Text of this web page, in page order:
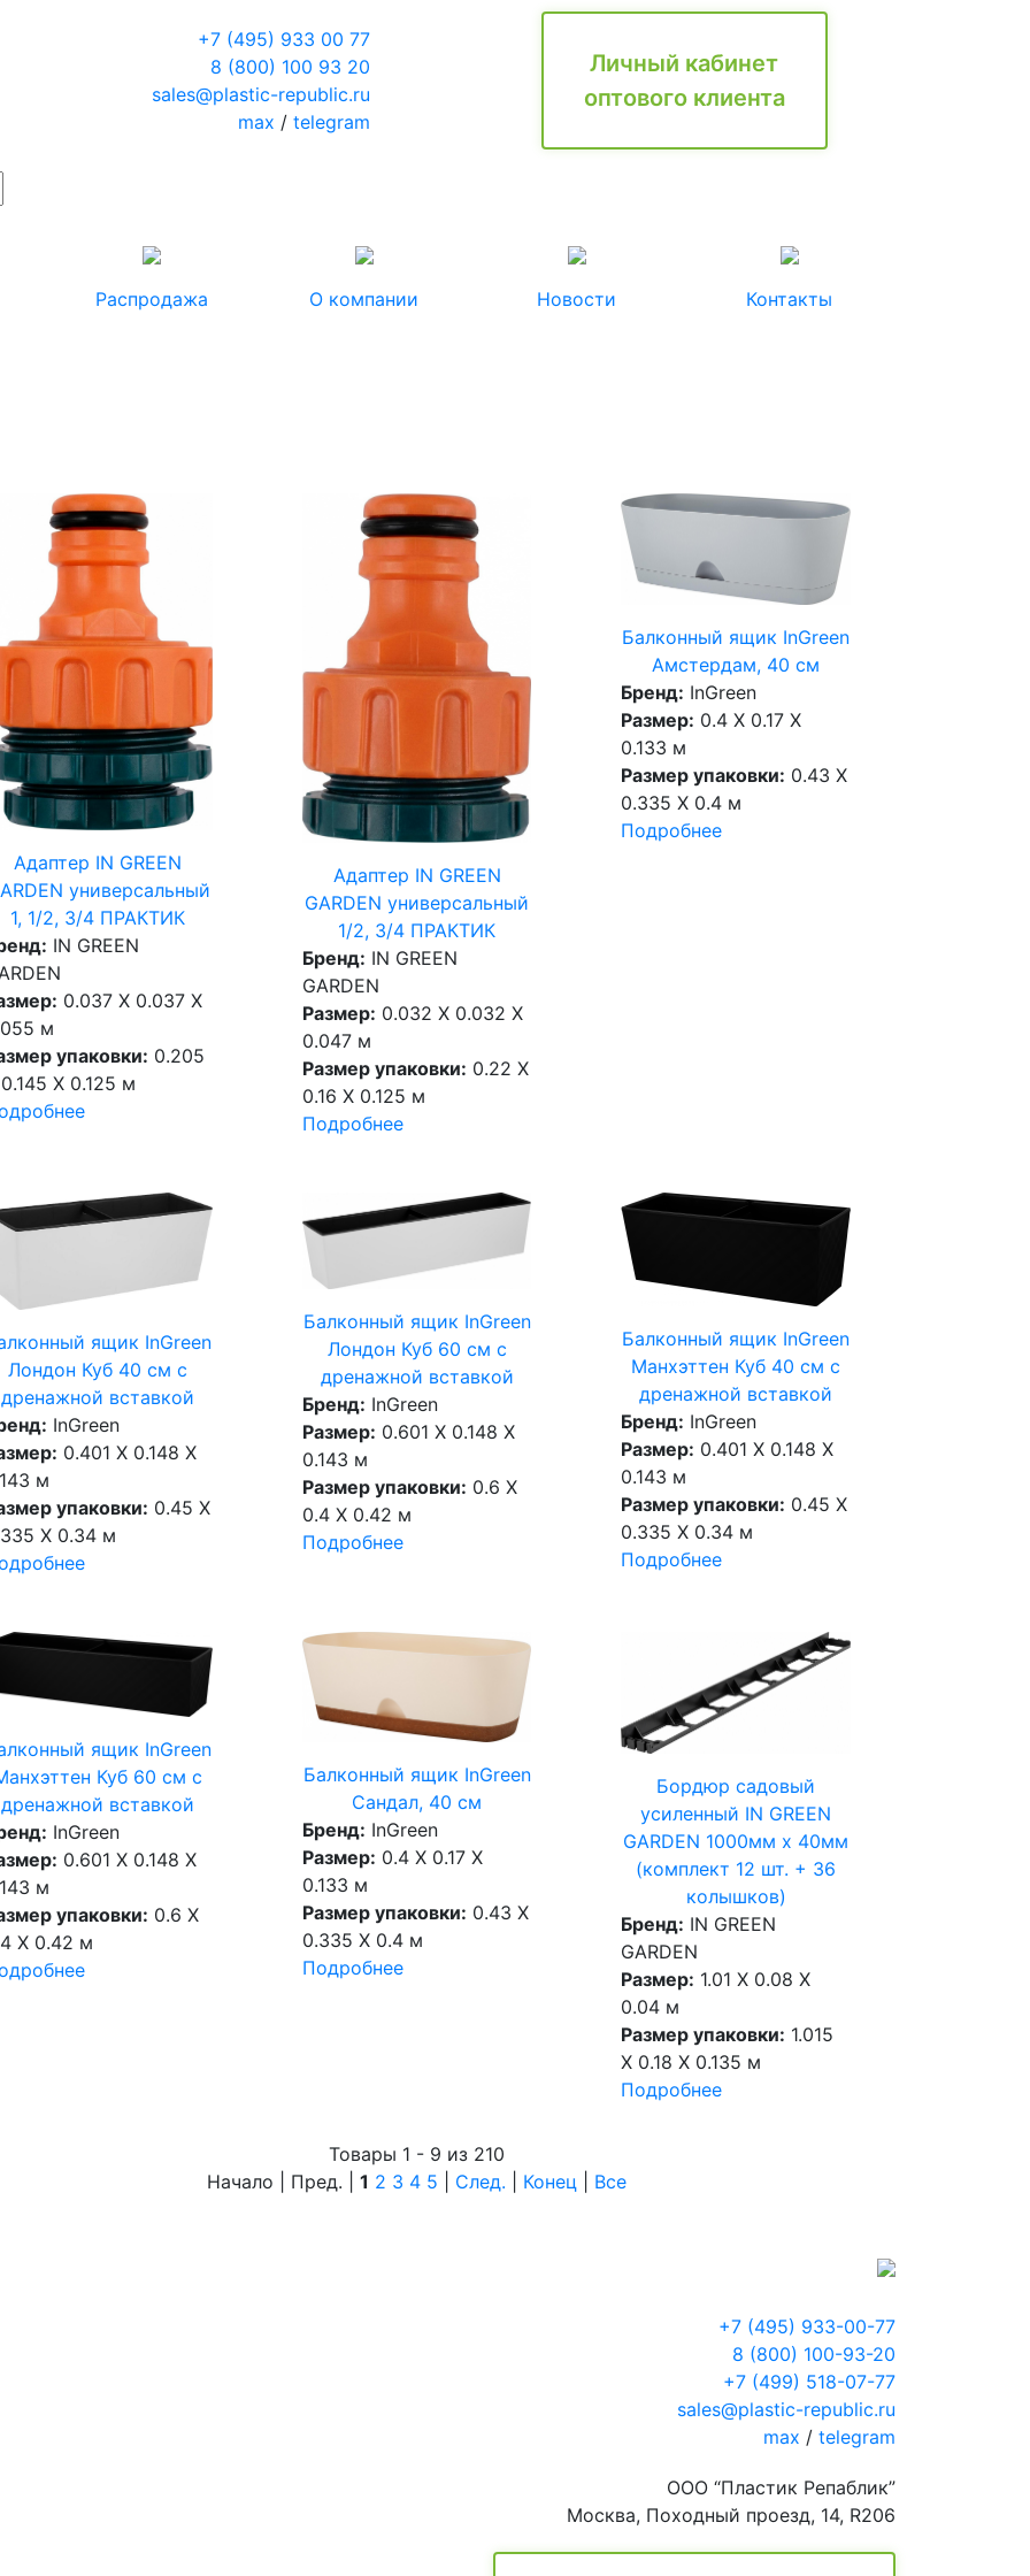
+7 (495) 933 00 77
8 (800) 100 93 20
sales@plastic-republic.ru
max / telegram
Личный кабинет
оптового клиента
Распродажа О компании Новости Контакты
Адаптер IN GREEN
универсальный
1, 1/2, 3/4 ПРАКТИК
IN GREEN
0.037 X 0.037 X
м
упаковки: 0.205
X 0.125 м
Адаптер IN GREEN
GARDEN универсальный
1/2, 3/4 ПРАКТИК
Бренд: IN GREEN
GARDEN
Размер: 0.032 X 0.032 X
0.047 м
Размер упаковки: 0.22 X
0.16 X 0.125 м
Подробнее
Балконный ящик InGreen
Амстердам, 40 см
Бренд: InGreen
Размер: 0.4 X 0.17 X
0.133 м
Размер упаковки: 0.43 X
0.335 X 0.4 м
Подробнее
ящик InGreen
Лондон Куб 40 см c
дренажной вставкой
InGreen
0.401 X 0.148 X
м
упаковки: 0.45 X
X 0.34 м
Балконный ящик InGreen
Лондон Куб 60 см c
дренажной вставкой
Бренд: InGreen
Размер: 0.601 X 0.148 X
0.143 м
Размер упаковки: 0.6 X
0.4 X 0.42 м
Подробнее
Балконный ящик InGreen
Манхэттен Куб 40 см c
дренажной вставкой
Бренд: InGreen
Размер: 0.401 X 0.148 X
0.143 м
Размер упаковки: 0.45 X
0.335 X 0.34 м
Подробнее
ящик InGreen
Куб 60 см c
дренажной вставкой
InGreen
0.601 X 0.148 X
м
упаковки: 0.6 X
X 0.42 м
Балконный ящик InGreen
Сандал, 40 см
Бренд: InGreen
Размер: 0.4 X 0.17 X
0.133 м
Размер упаковки: 0.43 X
0.335 X 0.4 м
Подробнее
Бордюр садовый
усиленный IN GREEN
GARDEN 1000мм х 40мм
(комплект 12 шт. + 36
колышков)
Бренд: IN GREEN
GARDEN
Размер: 1.01 X 0.08 X
0.04 м
Размер упаковки: 1.015
X 0.18 X 0.135 м
Подробнее
Товары 1 - 9 из 210
Начало | Пред. |1 2 3 4 5 След. Конец Все
+7 (495) 933-00-77
8 (800) 100-93-20
+7 (499) 518-07-77
sales@plastic-republic.ru
max / telegram
ООО “Пластик Репаблик”
Москва, Походный проезд, 14, R206